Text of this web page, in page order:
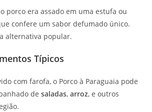
porco era assado em uma estufa ou
confere um sabor defumado único.
alternativa popular.
Típicos
com farofa, o Porco à Paraguaia pode
de saladas, arroz, e outros